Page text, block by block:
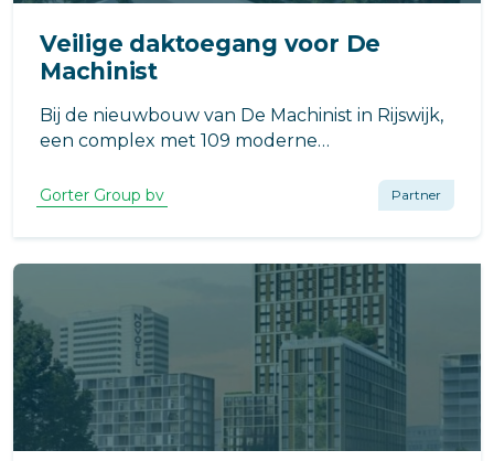
Veilige daktoegang voor De
Machinist
Bij de nieuwbouw van De Machinist in Rijswijk,
een complex met 109 moderne
essentieel onderdeel van het ontwerp.
Gorter Group bv Partner